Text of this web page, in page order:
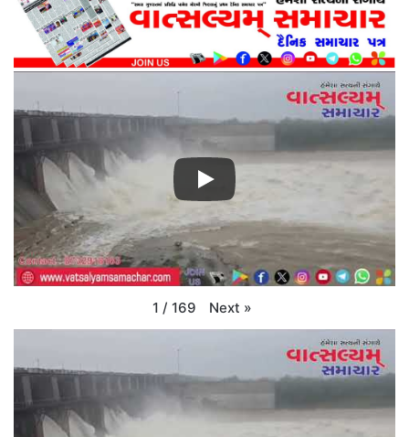
1 / 169 Next »